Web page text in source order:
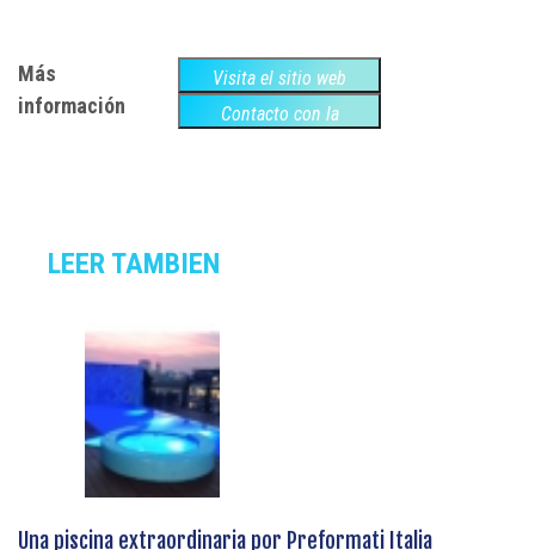
Más
información
Visita el sitio web
Contacto con la
LEER TAMBIEN
Una piscina extraordinaria por Preformati Italia